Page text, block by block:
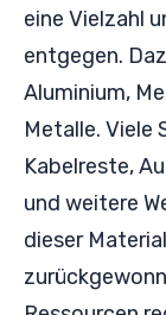
eine Vielzahl
entgegen.
Aluminium,
Metalle.
Kabelreste,
und weitere
dieser